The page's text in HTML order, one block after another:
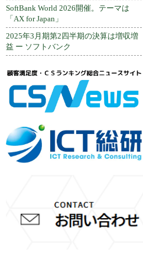
SoftBank World 2026開催。テーマは
「AX for Japan」
2025年3月期第2四半期の決算は増収増
益 ー ソフトバンク